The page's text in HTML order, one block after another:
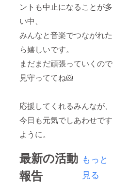
ントも中止になることが多
い中、
みんなと音楽でつながれた
ら嬉しいです。
まだまだ頑張っていくので
見守っててね🐹
応援してくれるみんなが、
今日も元気でしあわせです
ように。
最新の活動
報告
もっと
見る